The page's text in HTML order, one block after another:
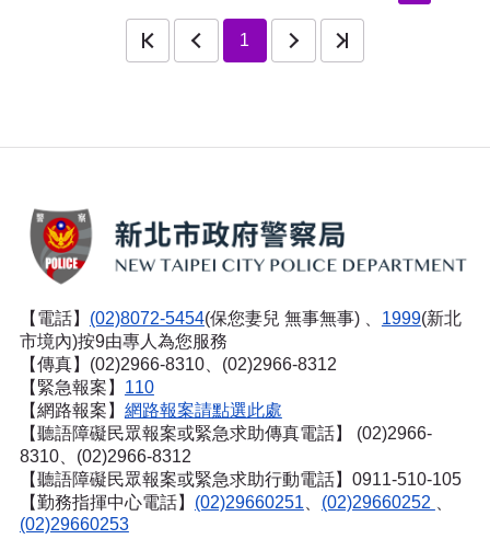
1
最後一頁
【電話】 (02)8072-5454(保您妻兒 無事無事) 、 1999(新北
市境內)按9由專人為您服務
【傳真】(02)2966-8310、(02)2966-8312
【緊急報案】 110
【網路報案】 網路報案請點選此處
【聽語障礙民眾報案或緊急求助傳真電話】
(02)2966-
8310、(02)2966-8312
【聽語障礙民眾報案或緊急求助行動電話】0911-510-105
【勤務指揮中心電話】 (02)29660251 (02)29660252
(02)29660253